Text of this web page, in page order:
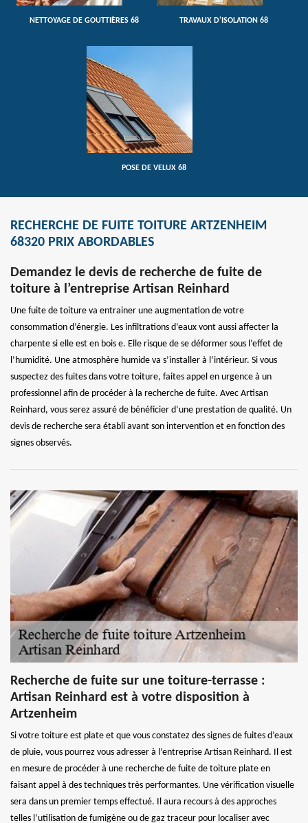
NETTOYAGE DE GOUTTIÈRES 68 TRAVAUX D'ISOLATION 68
POSE DE VELUX 68
RECHERCHE DE FUITE TOITURE ARTZENHEIM
68320 PRIX ABORDABLES
Demandez le devis de recherche de fuite de
toiture à l’entreprise Artisan Reinhard
Une fuite de toiture va entrainer une augmentation de votre
consommation d’énergie. Les infiltrations d’eaux vont aussi affecter la
charpente si elle est en bois e. Elle risque de se déformer sous l’effet de
l’humidité. Une atmosphère humide va s’installer à l’intérieur. Si vous
suspectez des fuites dans votre toiture, faites appel en urgence à un
professionnel afin de procéder à la recherche de fuite. Avec Artisan
Reinhard, vous serez assuré de bénéficier d’une prestation de qualité. Un
devis de recherche sera établi avant son intervention et en fonction des
signes observés.
Recherche de fuite sur une toiture-terrasse :
Artisan Reinhard est à votre disposition à
Artzenheim
Si votre toiture est plate et que vous constatez des signes de fuites d’eaux
de pluie, vous pourrez vous adresser à l’entreprise Artisan Reinhard. Il est
en mesure de procéder à une recherche de fuite de toiture plate en
faisant appel à des techniques très performantes. Une vérification visuelle
sera dans un premier temps effectué. Il aura recours à des approches
telles l’utilisation de fumigène ou de gaz traceur pour localiser avec